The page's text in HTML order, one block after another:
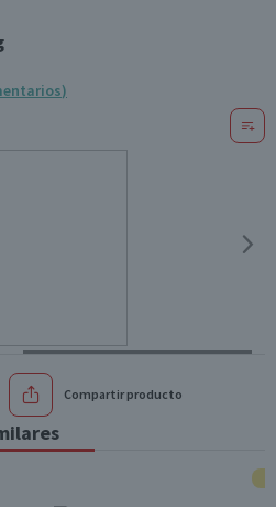
)
Compartir producto